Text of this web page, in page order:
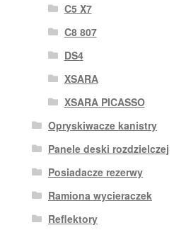
C5 X7
C8 807
DS4
XSARA
XSARA PICASSO
Opryskiwacze kanistry
Panele deski rozdzielczej
Posiadacze rezerwy
Ramiona wycieraczek
Reflektory